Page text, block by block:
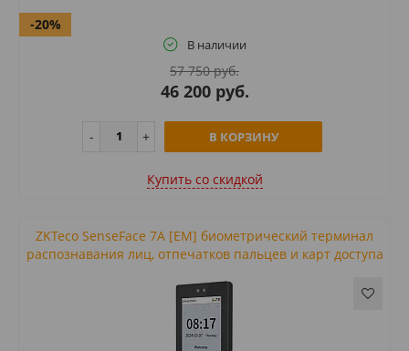
-20%
В наличии
57 750 руб.
46 200 руб.
В КОРЗИНУ
Купить cо скидкой
ZKTeco SenseFace 7A [EM] биометрический терминал
распознавания лиц, отпечатков пальцев и карт доступа